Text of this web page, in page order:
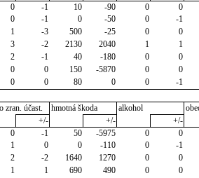
0 -1 10 -90 0 0
0 -1 0 -50 0 -1
1 -3 500 -25 0 0
3 -2 2130 2040 1 1
2 -1 40 -180 0 0
0 0 150 -5870 0 0
0 0 80 0 0 -1
zran. účast. hmotná škoda alkohol
+/- +/- +/-
0 -1 50 -5975 0 0
1 0 0 -110 0 -1
2 -2 1640 1270 0 0
1 1 690 490 0 0